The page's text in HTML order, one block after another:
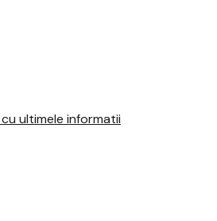
ultimele informatii